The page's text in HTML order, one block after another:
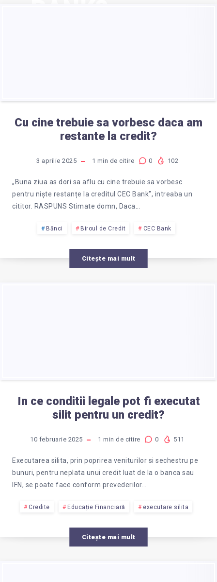
Cu cine trebuie sa vorbesc daca am
restante la credit?
3 aprilie 2025 1 min de citire 0 102
„Buna ziua as dori sa aflu cu cine trebuie sa vorbesc
pentru niște restanțe la creditul CEC Bank”, intreaba un
cititor. RASPUNS Stimate domn, Daca…
Bănci Biroul de Credit CEC Bank
Citește mai mult
In ce conditii legale pot fi executat
silit pentru un credit?
10 februarie 2025 1 min de citire 0 511
Executarea silita, prin poprirea veniturilor si sechestru pe
bunuri, pentru neplata unui credit luat de la o banca sau
IFN, se poate face conform prevederilor…
Credite Educație Financiară executare silita
Citește mai mult